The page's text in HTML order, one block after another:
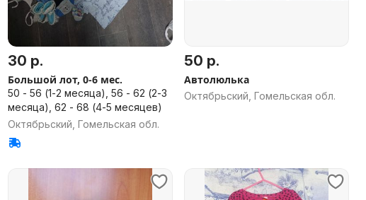
30 р.
Большой лот, 0-6 мес.
50 - 56 (1-2 месяца), 56 - 62 (2-3
месяца), 62 - 68 (4-5 месяцев)
Октябрьский, Гомельская обл.
50 р.
Автолюлька
Октябрьский, Гомельская обл.